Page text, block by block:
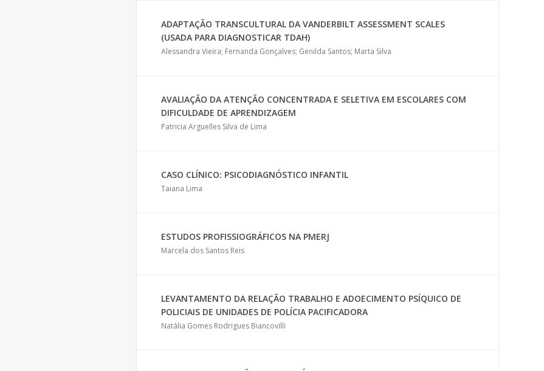
ADAPTAÇÃO TRANSCULTURAL DA VANDERBILT ASSESSMENT SCALES
(USADA PARA DIAGNOSTICAR TDAH)
Alessandra Vieira; Fernanda Gonçalves; Genilda Santos; Marta Silva
AVALIAÇÃO DA ATENÇÃO CONCENTRADA E SELETIVA EM ESCOLARES COM
DIFICULDADE DE APRENDIZAGEM
Patricia Arguelles Silva de Lima
CASO CLÍNICO: PSICODIAGNÓSTICO INFANTIL
Taiana Lima
ESTUDOS PROFISSIOGRÁFICOS NA PMERJ
Marcela dos Santos Reis
LEVANTAMENTO DA RELAÇÃO TRABALHO E ADOECIMENTO PSÍQUICO DE
POLICIAIS DE UNIDADES DE POLÍCIA PACIFICADORA
Natália Gomes Rodrigues Biancovilli